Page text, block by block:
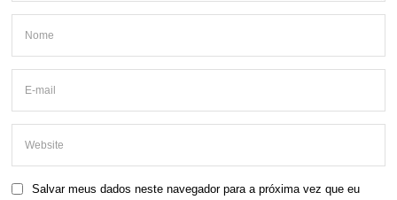
Salvar meus dados neste navegador para a próxima vez que eu